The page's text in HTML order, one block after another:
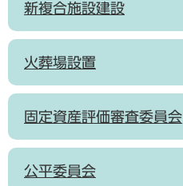
新複合施設建設
火葬場設置
固定資産評価審査委員会
公平委員会